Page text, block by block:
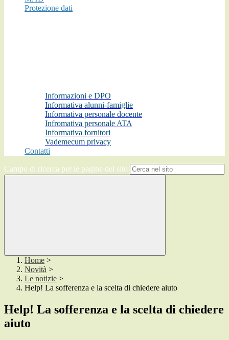
Protezione dati
Informazioni e DPO
Informativa alunni-famiglie
Informativa personale docente
Infromativa personale ATA
Informativa fornitori
Vademecum privacy
Contatti
Campo di ricerca per le pagine del sito
Home >
Novità >
Le notizie >
Help! La sofferenza e la scelta di chiedere aiuto
Help! La sofferenza e la scelta di chiedere
aiuto